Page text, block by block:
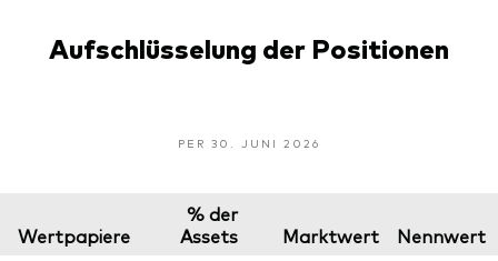
Aufschlüsselung der Positionen
PER 30. JUNI 2026
Wertpapiere
% der
Assets
Marktwert
Nennwert